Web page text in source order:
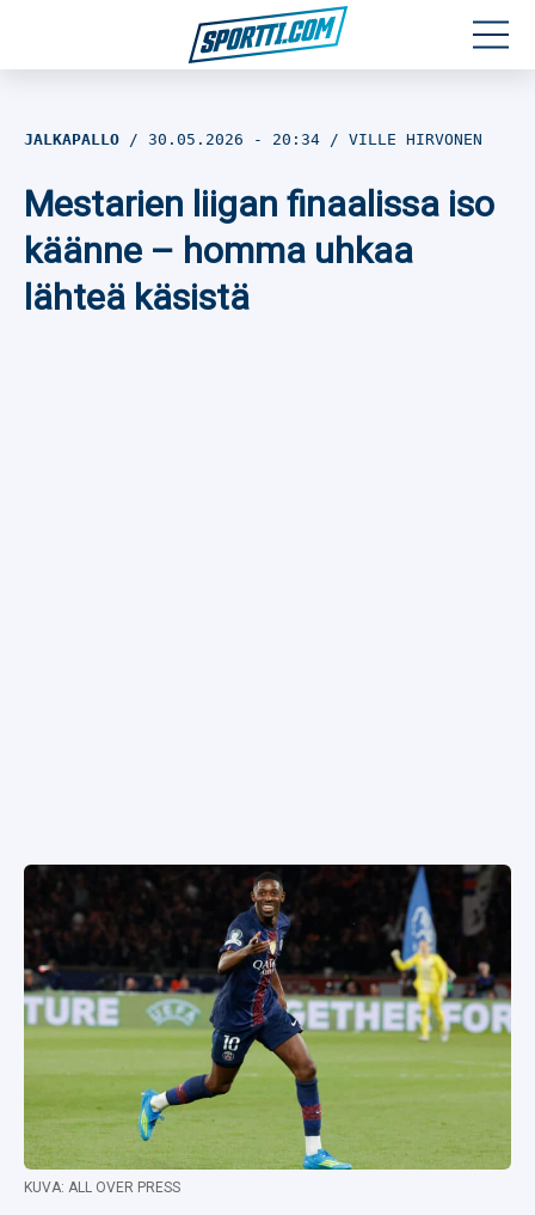
Jalkapallo
Yleisurheilu
JALKAPALLO 30.05.2026 - 20:34 VILLE HIRVONEN
Mestarien liigan finaalissa iso
käänne – homma uhkaa
lähteä käsistä
KUVA: ALL OVER PRESS